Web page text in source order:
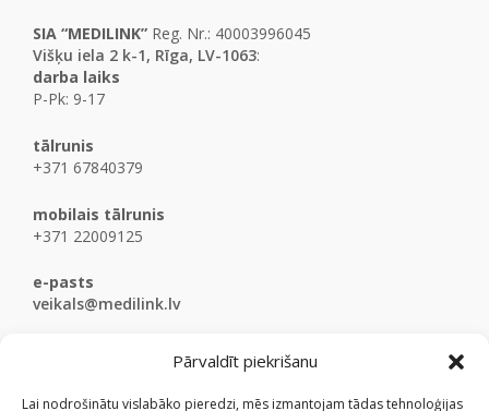
Pārvaldīt piekrišanu
Lai nodrošinātu vislabāko pieredzi, mēs izmantojam tādas tehnoloģijas
SIA “MEDILINK” Reg. Nr.: 40003996045
Višķu iela 2 k-1, Rīga, LV-1063:
darba laiks
P-Pk: 9-17
tālrunis
+371 67840379
mobilais tālrunis
+371 22009125
e-pasts
veikals@medilink.lv